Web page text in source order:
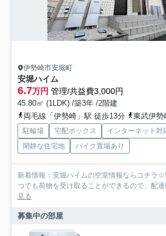
伊勢崎市安堀町
安堀ハイム
6.7万円 管理/共益費3,000円
45.80㎡ (1LDK) /築3年 /2階建
両毛線「伊勢崎」駅 徒歩13分
東武伊勢崎
駐輪場 宅配ボックス インターネット対
閑静な住宅地
バイク置場あり
新着情報：安堀ハイムの空室情報ならコチラ
つでも荷物を受け取ることができるので、配
見る
募集中の部屋